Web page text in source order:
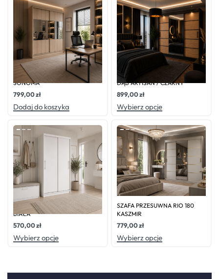
Oceniono na 5
SZAFA PRZESUWNA LUIS 200
SONOMA
799,00zł
Dodaj do koszyka
Oceniono
SZAFA PRZESUWNA RIO180
DĄB ARTISAN / CZARNY
899,00zł
Wybierz opcje
Oceniono 0 na 5
SZAFA PRZESUWNA NIKO1
BIAŁA
570,00zł
Wybierz opcje
SZAFA PRZESUWNA RIO 180
KASZMIR
779,00zł
Wybierz opcje